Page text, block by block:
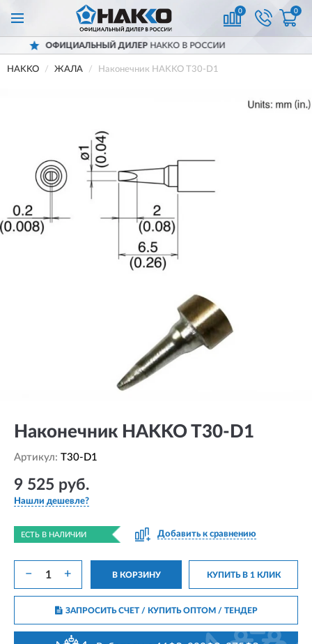
0 0
ДИЛЕРHAKKO В РОССИИ
HAKKO ЖАЛА Наконечник HAKKO T30-D1
Наконечник HAKKO T30-D1
Артикул: T30-D1
9 525 руб.
Нашли дешевле?
ЕСТЬ В НАЛИЧИИ Добавить к сравнению
− + В КОРЗИНУ КУПИТЬ В 1 КЛИК
ЗАПРОСИТЬ СЧЕТ / КУПИТЬ ОПТОМ/ ТЕНДЕР